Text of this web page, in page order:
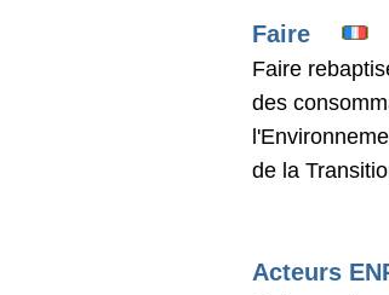
Faire
Faire
des
de la
Acteurs